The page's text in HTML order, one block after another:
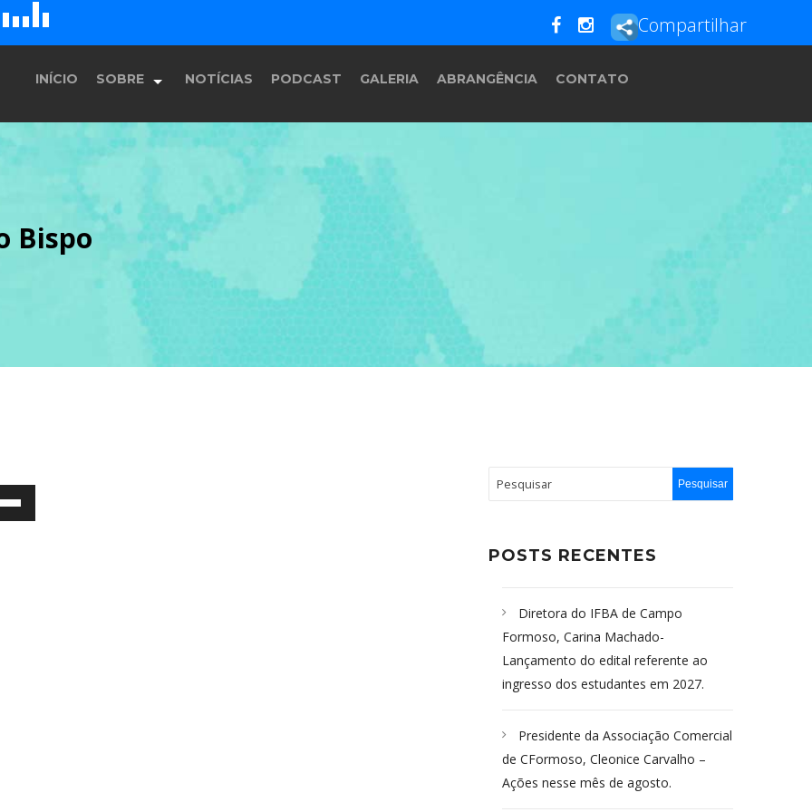
E F Compartilhar
INÍCIO SOBRE
História
Equipe
Programação
NOTÍCIAS PODCAST GALERIA ABRANGÊNCIA CONTATO
Bispo
POSTS RECENTES
Diretora do IFBA de Campo
Formoso, Carina Machado-
Lançamento do edital referente ao
ingresso dos estudantes em 2027.
Presidente da Associação Comercial
de CFormoso, Cleonice Carvalho –
Ações nesse mês de agosto.